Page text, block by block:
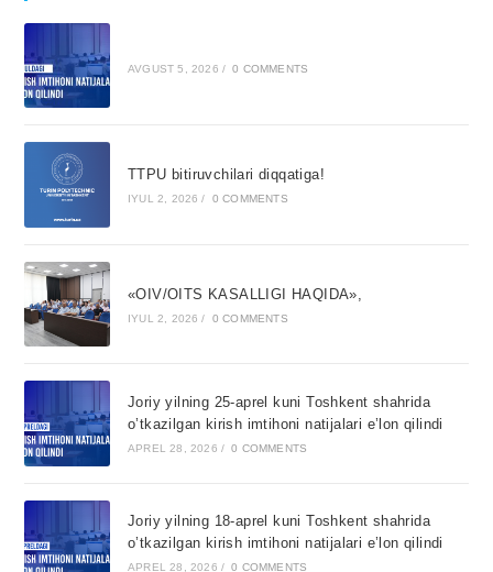
AVGUST 5, 2026 / 0 COMMENTS
TTPU bitiruvchilari diqqatiga!
IYUL 2, 2026 / 0 COMMENTS
«OIV/OITS KASALLIGI HAQIDA»,
IYUL 2, 2026 / 0 COMMENTS
Joriy yilning 25-aprel kuni Toshkent shahrida
o’tkazilgan kirish imtihoni natijalari e’lon qilindi
APREL 28, 2026 / 0 COMMENTS
Joriy yilning 18-aprel kuni Toshkent shahrida
o’tkazilgan kirish imtihoni natijalari e’lon qilindi
APREL 28, 2026 / 0 COMMENTS